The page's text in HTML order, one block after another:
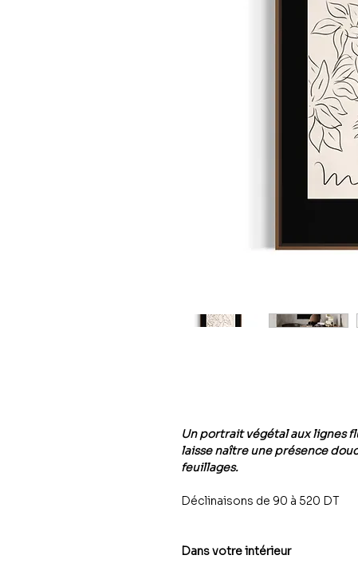
Un portrait végétal aux lignes
laisse naître une présence
feuillages.
Déclinaisons de 90 à 520 DT
Dans votre intérieur